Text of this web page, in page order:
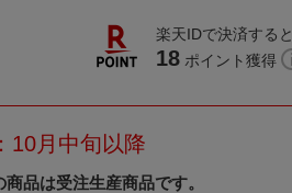
楽天IDで決済すると
18 ポイント獲得
10月中旬以降
商品は受注生産商品です。